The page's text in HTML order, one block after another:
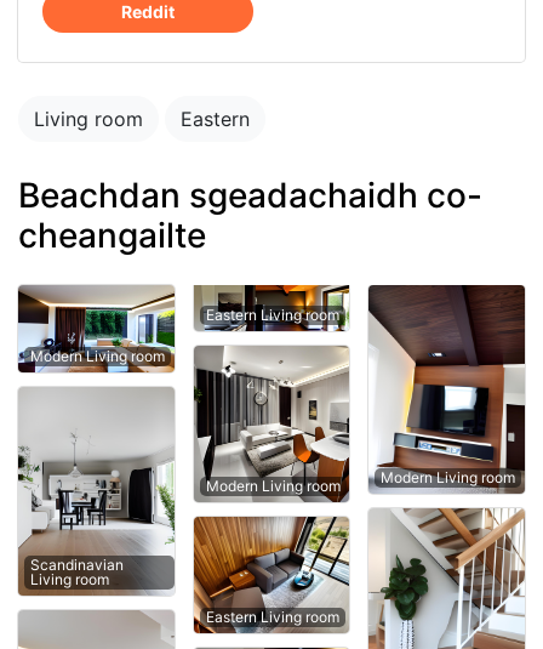
Reddit
Living room Eastern
Beachdan sgeadachaidh co-
cheangailte
Modern Living room
Scandinavian
Living room
Eastern Living room
Modern Living room
Eastern Living room
Modern Living room